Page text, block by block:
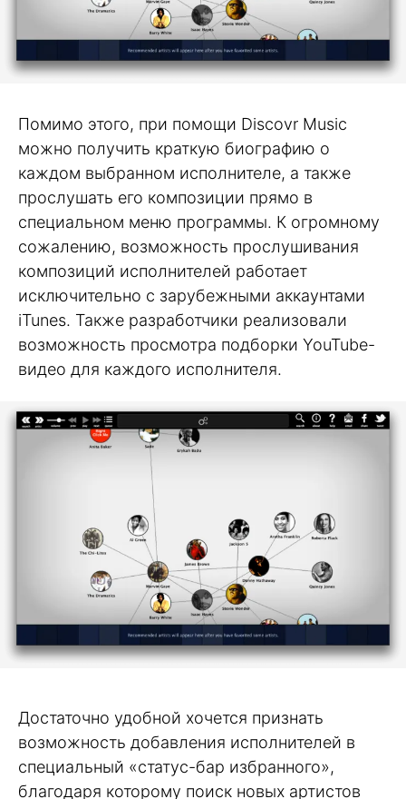
Помимо этого, при помощи Discovr Music
можно получить краткую биографию о
каждом выбранном исполнителе, а также
прослушать его композиции прямо в
специальном меню программы. К огромному
сожалению, возможность прослушивания
композиций исполнителей работает
исключительно с зарубежными аккаунтами
iTunes. Также разработчики реализовали
возможность просмотра подборки YouTube-
видео для каждого исполнителя.
Достаточно удобной хочется признать
возможность добавления исполнителей в
специальный «статус-бар избранного»,
благодаря которому поиск новых артистов